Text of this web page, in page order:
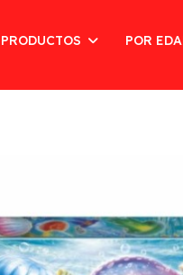
PRODUCTOS POR